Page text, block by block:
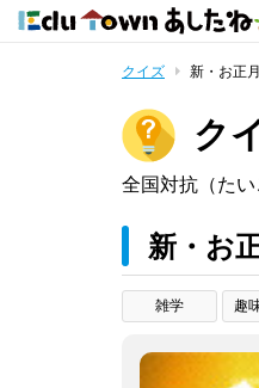
クイズ 新・お正
ク
全国対抗（た
新・お
雑学 趣